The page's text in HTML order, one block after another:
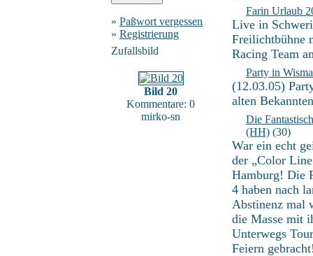
» Paßwort vergessen
» Registrierung
Zufallsbild
Bild 20
Kommentare: 0
mirko-sn
Farin Urlaub
Live in
Freilichtbühne
Racing Team
Party in
(12.03.05)
alten
Die
(HH) (30)
War ein echt
der „Color
Hamburg! Die
4 haben nach
Abstinenz mal
die Masse mit
Unterwegs
Feiern